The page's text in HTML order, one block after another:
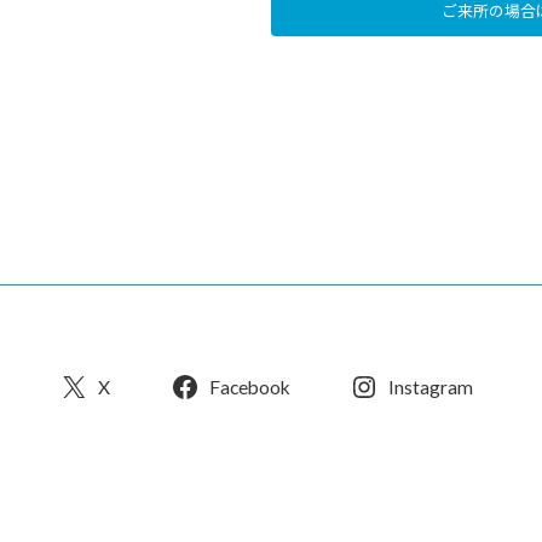
ご来所の場
X Facebook Instagram